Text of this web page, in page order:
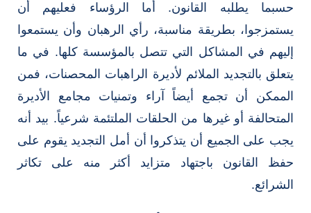
حسبما يطلبه القانون. أما الرؤساء فعليهم أن
يستمزجوا، بطريقة مناسبة، رأي الرهبان وأن يستمعوا
إليهم في المشاكل التي تتصل بالمؤسسة كلها. في ما
يتعلق بالتجديد الملائم لأديرة الراهبات المحصنات، فمن
الممكن أن تجمع أيضاً آراء وتمنيات مجامع الأديرة
المتحالفة أو غيرها من الحلقات الملتئمة شرعياً. بيد أنه
يجب على الجميع أن يتذكروا أن أمل التجديد يقوم على
حفظ القانون باجتهاد متزايد أكثر منه على تكاثر
الشرائع.